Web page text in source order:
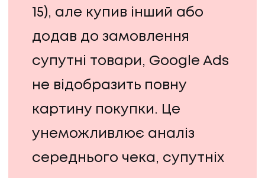
15), але купив інший або
додав до замовлення
супутні товари, Google Ads
не відобразить повну
картину покупки. Це
унеможливлює аналіз
середнього чека, супутніх